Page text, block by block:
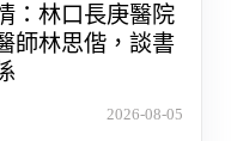
：林口長庚醫院
師林思偕，談書
2026-08-05